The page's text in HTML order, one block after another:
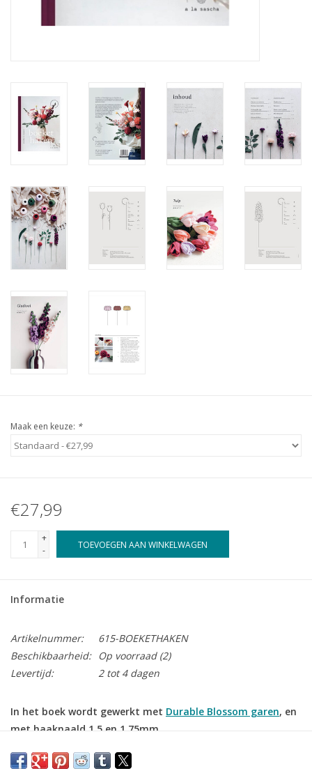
Maak een keuze: *
€27,99
+
-
TOEVOEGEN AAN WINKELWAGEN
Informatie
Artikelnummer:
615-BOEKETHAKEN
Beschikbaarheid:
Op voorraad(2)
Levertijd:
2 tot 4 dagen
In het boek wordt gewerkt met Durable Blossom garen, en
met haaknaald 1,5 en 1,75mm
Fleurig haakboek met patronen voor prachtige bloemen van